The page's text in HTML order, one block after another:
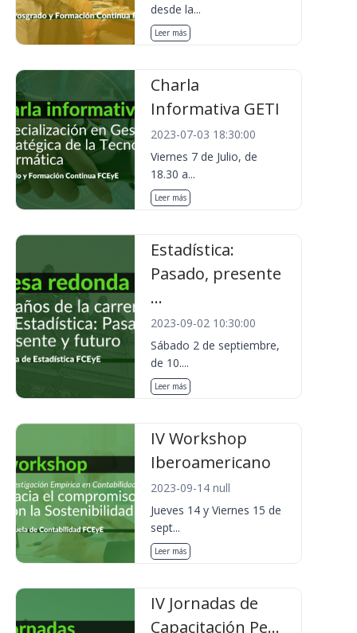
desde la...
Leer más
Charla
Informativa GETI
2023-07-03 18:30:00
Viernes 7 de Julio, de
18.30 a...
Leer más
Estadística:
Pasado, presente
...
2023-09-02 10:30:00
Sábado 2 de septiembre,
de 10....
Leer más
IV Workshop
Iberoamericano
2023-09-14 null
Jueves 14 y Viernes 15 de
sept...
Leer más
IV Jornadas de
Capacitación Pe...